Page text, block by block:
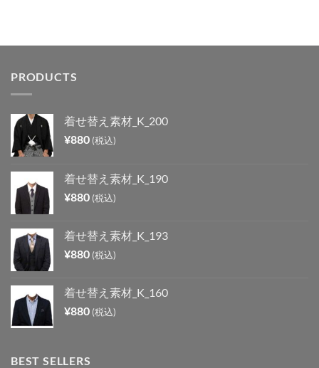
PRODUCTS
着せ替え素材_K_200
¥880 (税込)
着せ替え素材_K_190
¥880 (税込)
着せ替え素材_K_193
¥880 (税込)
着せ替え素材_K_160
¥880 (税込)
BEST SELLERS